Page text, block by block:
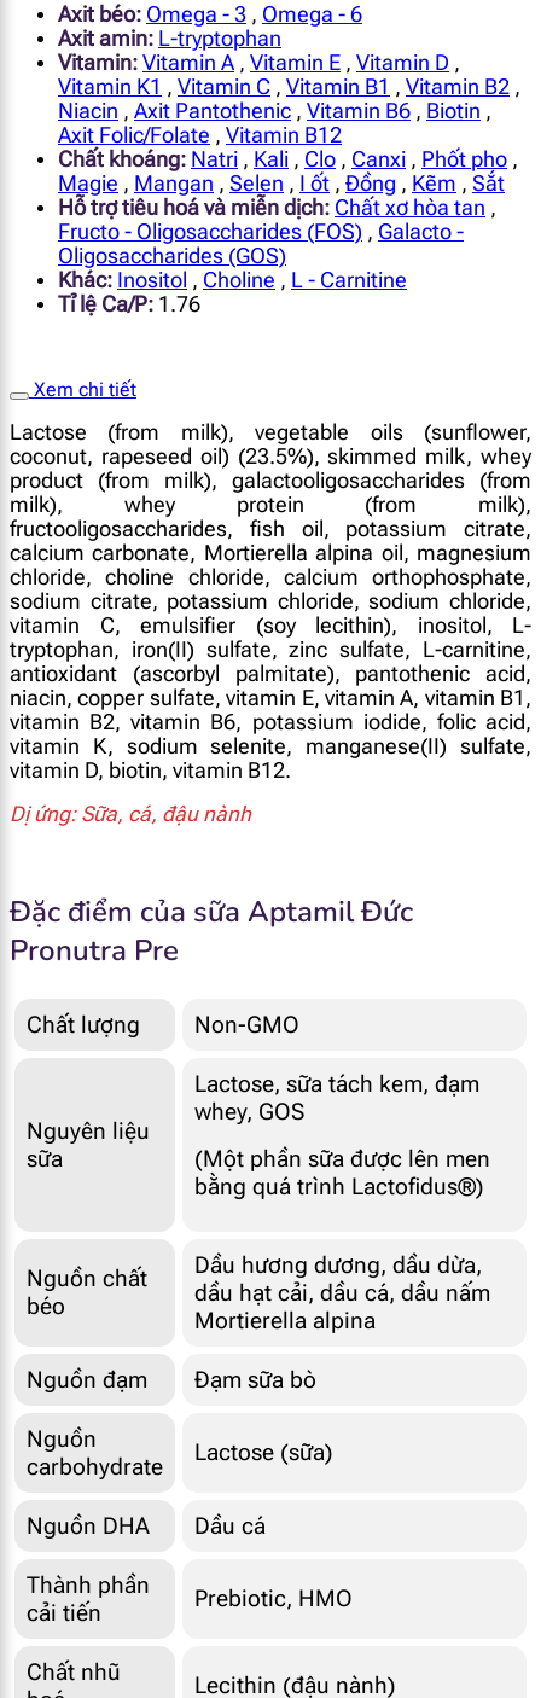
Axit béo: Omega - 3 , Omega - 6
Axit amin: L-tryptophan
Vitamin: Vitamin A , Vitamin E , Vitamin D ,
Vitamin K1 , Vitamin C , Vitamin B1 , Vitamin B2 ,
Niacin , Axit Pantothenic , Vitamin B6 , Biotin ,
Axit Folic/Folate , Vitamin B12
Chất khoáng: Natri , Kali , Clo , Canxi , Phốt pho ,
Magie , Mangan , Selen , I ốt , Đồng , Kẽm , Sắt
Hỗ trợ tiêu hoá và miễn dịch: Chất xơ hòa tan ,
Fructo - Oligosaccharides (FOS) , Galacto -
Oligosaccharides (GOS)
Khác: Inositol , Choline , L - Carnitine
Tỉ lệ Ca/P: 1.76
Xem chi tiết
Lactose (from milk), vegetable oils (sunflower,
coconut, rapeseed oil) (23.5%), skimmed milk, whey
product (from milk), galactooligosaccharides (from
milk), whey protein (from milk),
fructooligosaccharides, fish oil, potassium citrate,
calcium carbonate, Mortierella alpina oil, magnesium
chloride, choline chloride, calcium orthophosphate,
sodium citrate, potassium chloride, sodium chloride,
vitamin C, emulsifier (soy lecithin), inositol, L-
tryptophan, iron(II) sulfate, zinc sulfate, L-carnitine,
antioxidant (ascorbyl palmitate), pantothenic acid,
niacin, copper sulfate, vitamin E, vitamin A, vitamin B1,
vitamin B2, vitamin B6, potassium iodide, folic acid,
vitamin K, sodium selenite, manganese(II) sulfate,
vitamin D, biotin, vitamin B12.
Dị ứng: Sữa, cá, đậu nành
Đặc điểm của sữa Aptamil Đức
Pronutra Pre
Chất lượng Non-GMO
Nguyên liệu
sữa
Lactose, sữa tách kem, đạm
whey, GOS
(Một phần sữa được lên men
bằng quá trình Lactofidus®)
Nguồn chất
béo
Dầu hương dương, dầu dừa,
dầu hạt cải, dầu cá, dầu nấm
Mortierella alpina
Nguồn đạm Đạm sữa bò
Nguồn
carbohydrate
Lactose (sữa)
Nguồn DHA Dầu cá
Thành phần
cải tiến
Prebiotic, HMO
Chất nhũ
Lecithin (đậu nành)